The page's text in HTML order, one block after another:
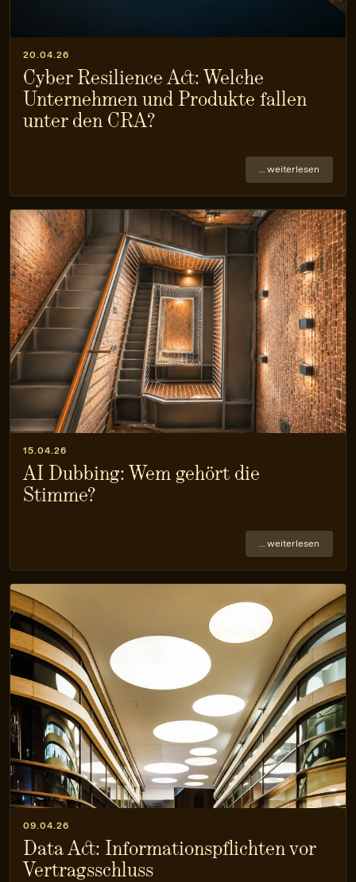
20.04.26
Cyber Resilience Act: Welche
Unternehmen und Produkte fallen
unter den CRA?
… weiterlesen
15.04.26
AI Dubbing: Wem gehört die
Stimme?
… weiterlesen
09.04.26
Data Act: Informationspflichten vor
Vertragsschluss